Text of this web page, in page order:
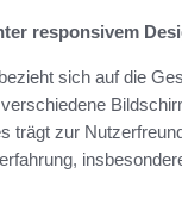
responsivem
sich auf die
trägt zur